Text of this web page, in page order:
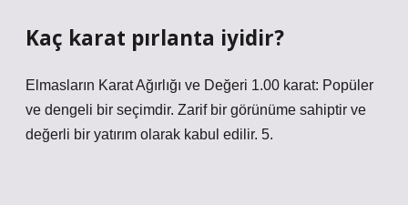
Kaç karat pırlanta iyidir?
Elmasların Karat Ağırlığı ve Değeri 1.00 karat: Popüler
ve dengeli bir seçimdir. Zarif bir görünüme sahiptir ve
değerli bir yatırım olarak kabul edilir. 5.